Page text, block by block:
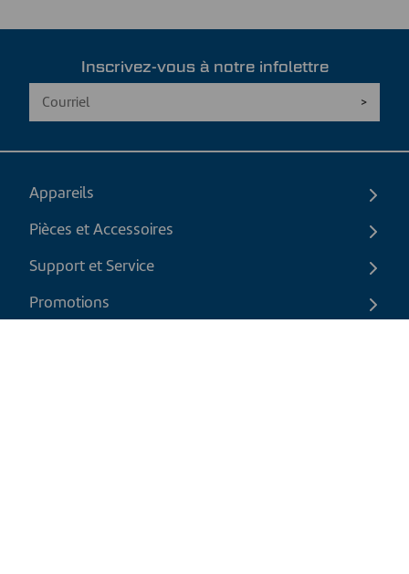
Inscrivez-vous à notre infolettre
Appareils
Pièces et Accessoires
Support et Service
Promotions